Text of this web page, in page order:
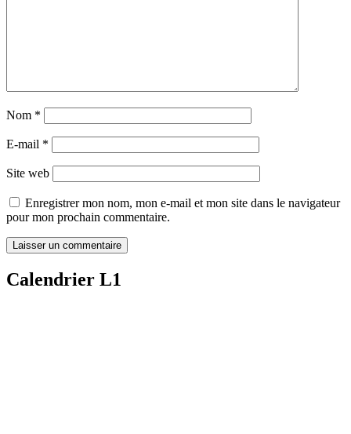
Nom *
E-mail *
Site web
Enregistrer mon nom, mon e-mail et mon site dans le navigateur
pour mon prochain commentaire.
Calendrier L1